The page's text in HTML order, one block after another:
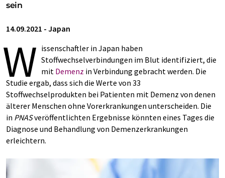
sein
14.09.2021 - Japan
W issenschaftler in Japan haben
Stoffwechselverbindungen im Blut identifiziert, die
mit Demenz in Verbindung gebracht werden. Die
Studie ergab, dass sich die Werte von 33
Stoffwechselprodukten bei Patienten mit Demenz von denen
älterer Menschen ohne Vorerkrankungen unterscheiden. Die
in PNASveröffentlichten Ergebnisse könnten eines Tages die
Diagnose und Behandlung von Demenzerkrankungen
erleichtern.